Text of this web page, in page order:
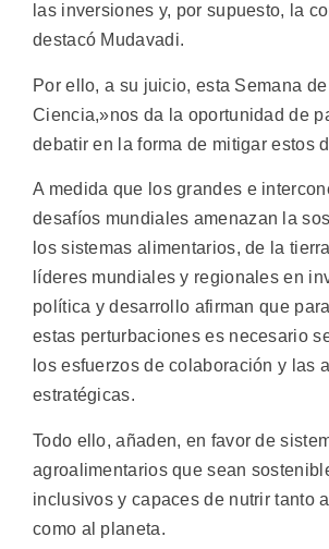
las inversiones y, por supuesto, la
destacó Mudavadi.
Por ello, a su juicio, esta Semana
Ciencia,»nos da la oportunidad de
debatir en la forma de mitigar estos
A medida que los grandes e
desafíos mundiales amenazan la
los sistemas alimentarios, de la
líderes mundiales y regionales en
política y desarrollo afirman que
estas perturbaciones es necesario
los esfuerzos de colaboración y las
estratégicas.
Todo ello, añaden, en favor de
agroalimentarios que sean
inclusivos y capaces de nutrir tanto
como al planeta.